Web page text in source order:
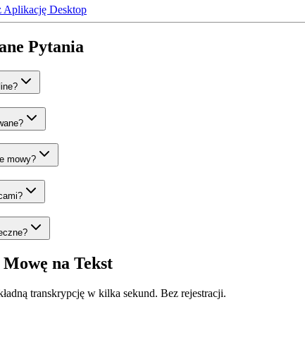
Aplikację Desktop
Pytania
mowy?
na Tekst
transkrypcję w kilka sekund. Bez rejestracji.